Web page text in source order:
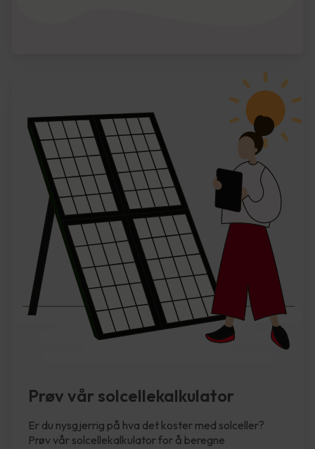
Prøv vår solcellekalkulator
Er du nysgjerrig på hva det koster med solceller?
Prøv vår solcellekalkulator for å beregne